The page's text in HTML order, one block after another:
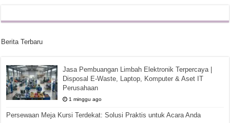
Berita Terbaru
Jasa Pembuangan Limbah Elektronik Terpercaya |
Disposal E-Waste, Laptop, Komputer & Aset IT
Perusahaan
1 minggu ago
Persewaan Meja Kursi Terdekat: Solusi Praktis untuk Acara Anda